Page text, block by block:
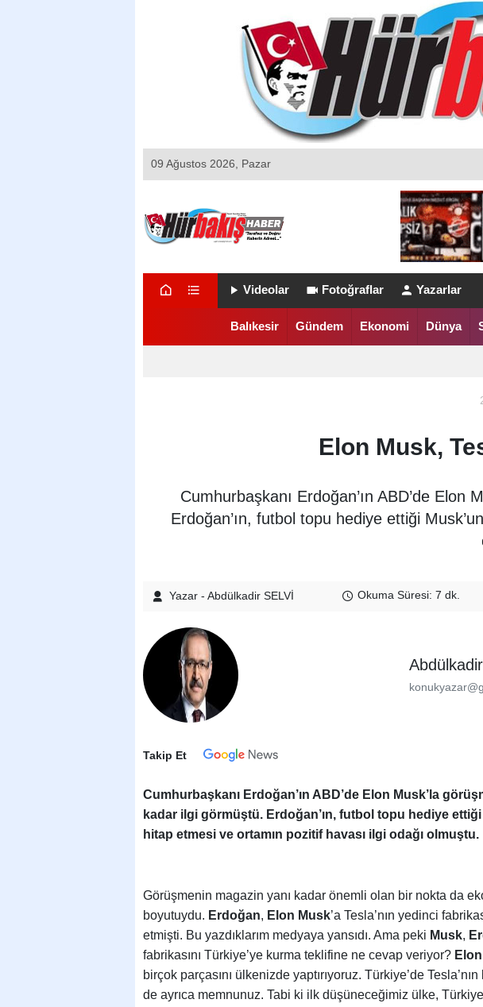
09 Ağustos 2026, Pazar
Videolar Fotoğraflar Yazarlar
Balıkesir Gündem Ekonomi Dünya
Elon Musk,
Cumhurbaşkanı Erdoğan’ın ABD’de
Erdoğan’ın, futbol topu hediye ettiği
Yazar - Abdülkadir SELVİ Okuma Süresi: 7 dk.
Takip Et
Cumhurbaşkanı Erdoğan’ın ABD’de Elon Musk’la
kadar ilgi görmüştü. Erdoğan’ın, futbol topu hediye
hitap etmesi ve ortamın pozitif havası ilgi odağı olmuştu.
Görüşmenin magazin yanı kadar önemli olan bir nokta da
boyutuydu. Erdoğan, Elon Musk’a Tesla’nın yedinci
etmişti. Bu yazdıklarım medyaya yansıdı. Ama peki Musk,
fabrikasını Türkiye’ye kurma teklifine ne cevap veriyor?
birçok parçasını ülkenizde yaptırıyoruz. Türkiye’de
de ayrıca memnunuz. Tabi ki ilk düşüneceğimiz ülke, Türkiye